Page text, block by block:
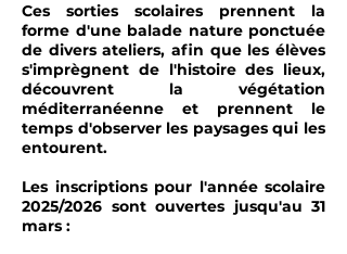
Ces sorties scolaires prennent la
forme d'une balade nature ponctuée
de divers ateliers, afin que les élèves
s'imprègnent de l'histoire des lieux,
découvrent la végétation
méditerranéenne et prennent le
temps d'observer les paysages qui les
entourent.
Les inscriptions pour l'année scolaire
2025/2026 sont ouvertes jusqu'au 31
mars :